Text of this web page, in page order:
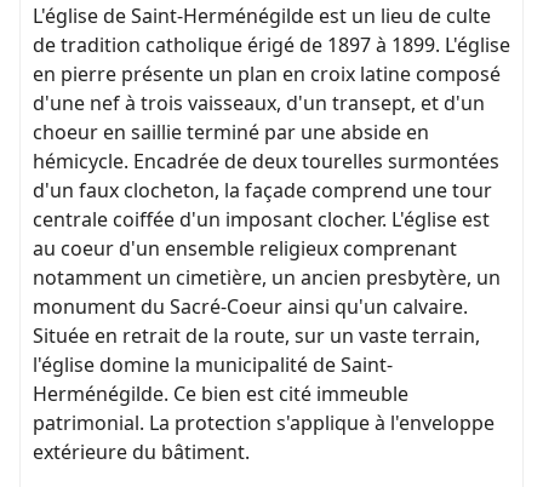
L'église de Saint-Herménégilde est un lieu de culte
de tradition catholique érigé de 1897 à 1899. L'église
en pierre présente un plan en croix latine composé
d'une nef à trois vaisseaux, d'un transept, et d'un
choeur en saillie terminé par une abside en
hémicycle. Encadrée de deux tourelles surmontées
d'un faux clocheton, la façade comprend une tour
centrale coiffée d'un imposant clocher. L'église est
au coeur d'un ensemble religieux comprenant
notamment un cimetière, un ancien presbytère, un
monument du Sacré-Coeur ainsi qu'un calvaire.
Située en retrait de la route, sur un vaste terrain,
l'église domine la municipalité de Saint-
Herménégilde. Ce bien est cité immeuble
patrimonial. La protection s'applique à l'enveloppe
extérieure du bâtiment.